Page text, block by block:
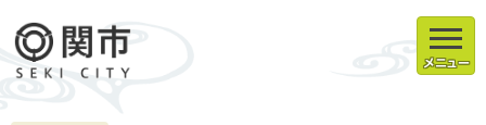
メニュー